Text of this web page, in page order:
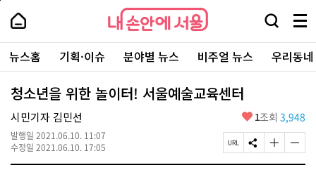
본
로
가
내
손
안
에
서
울
-
서
울
시
대
표
소
내
손
에
울
검
창
열
기
메
뉴
전
체
보
주
요
서
뉴스홈 기획·이슈 분야별 뉴스 비주얼 뉴스 우리동
청소년을 위한 놀이터! 서울예술교육센터
시민기자 김민선
발행일 2021.06.10. 11:07
수정일 2021.06.10. 17:05
좋
요
1조회 3,948
페
이
S
N
글
자
글
자
페
상
단
로